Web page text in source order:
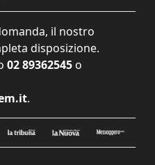
il nostro
disposizione.
02 89362545 o
.